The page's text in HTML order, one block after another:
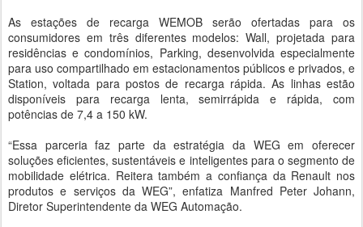
As estações de recarga WEMOB serão ofertadas para os
consumidores em três diferentes modelos: Wall, projetada para
residências e condomínios, Parking, desenvolvida especialmente
para uso compartilhado em estacionamentos públicos e privados, e
Station, voltada para postos de recarga rápida. As linhas estão
disponíveis para recarga lenta, semirrápida e rápida, com
potências de 7,4 a 150 kW.
“Essa parceria faz parte da estratégia da WEG em oferecer
soluções eficientes, sustentáveis e inteligentes para o segmento de
mobilidade elétrica. Reitera também a confiança da Renault nos
produtos e serviços da WEG”, enfatiza Manfred Peter Johann,
Diretor Superintendente da WEG Automação.